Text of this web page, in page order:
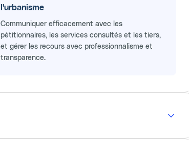
l'urbanisme
Communiquer efficacement avec les
pétitionnaires, les services consultés et les tiers,
et gérer les recours avec professionnalisme et
transparence.